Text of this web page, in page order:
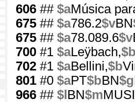
606 ## $aMúsica
675 ## $a786.2$vBN
675 ## $a78.089.6$v
700 #1 $aLeÿbach,$b
702 #1 $aBellini,$b
801 #0 $aPT$bBN$g
966 ## $l BN$m